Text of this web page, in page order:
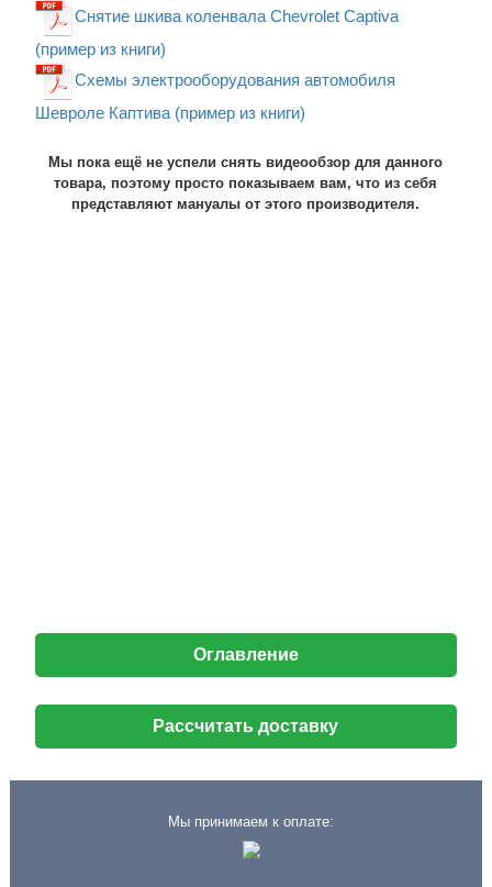
Снятие шкива коленвала Chevrolet Captiva
(пример из книги)
Схемы электрооборудования автомобиля
Шевроле Каптива (пример из книги)
Мы пока ещё не успели снять видеообзор для данного
товара, поэтому просто показываем вам, что из себя
представляют мануалы от этого производителя.
Оглавление
Рассчитать доставку
Мы принимаем к оплате: